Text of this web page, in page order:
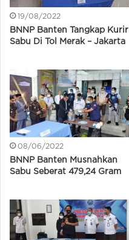
19/08/2022
BNNP Banten Tangkap Kurir
Sabu Di Tol Merak – Jakarta
08/06/2022
BNNP Banten Musnahkan
Sabu Seberat 479,24 Gram